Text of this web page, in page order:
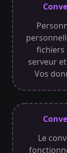
fichiers
serveur
Vos
Le